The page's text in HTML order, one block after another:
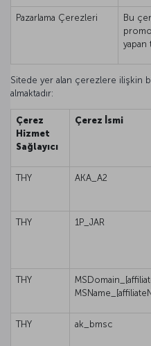
Pazarlama Çerezleri
Bu
yapan
Sitede yer alan çerezlere ilişkin
almaktadır:
Çerez
Hizmet
Sağlayıcı
Çerez İsmi
THY AKA_A2
THY 1P_JAR
THY
THY ak_bmsc